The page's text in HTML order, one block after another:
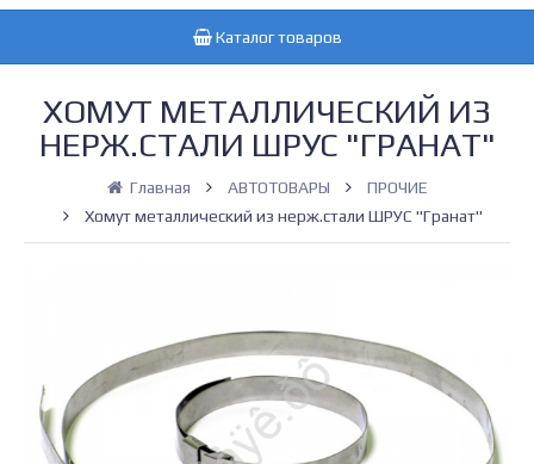
Каталог товаров
ХОМУТ МЕТАЛЛИЧЕСКИЙ ИЗ
НЕРЖ.СТАЛИ ШРУС "ГРАНАТ"
Главная АВТОТОВАРЫ
ПРОЧИЕ
Хомут металлический из нерж.стали ШРУС "Гранат"